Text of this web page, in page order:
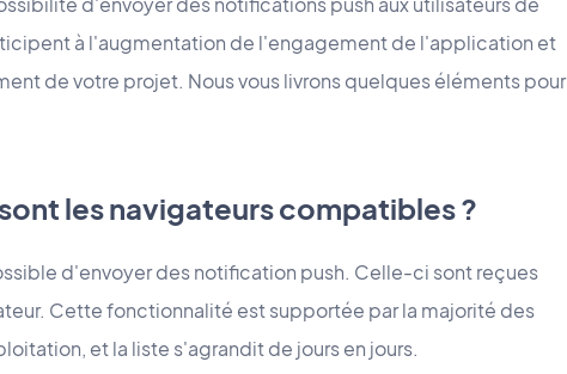
à l'augmentation de l'engagement de l'application et
de votre projet. Nous vous livrons quelques éléments pour
les navigateurs compatibles ?
d'envoyer des notification push. Celle-ci sont reçues
Cette fonctionnalité est supportée par la majorité des
et la liste s'agrandit de jours en jours.